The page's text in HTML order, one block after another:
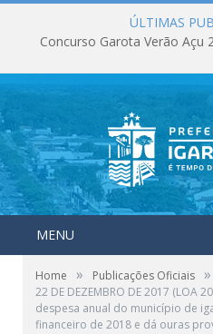
ÚLTIMAS
Concurso Garota Verão Açu
MENU
Home » Publicações Oficiais »
22 DE DEZEMBRO DE 2017 (LOA
despesa anual do município de
financeiro de 2018 e dá ouras